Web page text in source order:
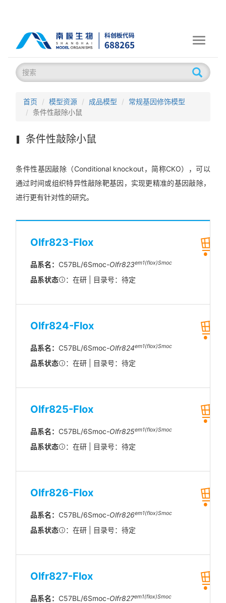
Toggle
首页 模型资源 成品模型
常规基因修饰模型
条件性敲除小鼠
条件性敲除小鼠
条件性基因敲除（Conditional knockout，简称CKO），可以
通过时间或组织特异性敲除靶基因，实现更精准的基因敲除，
进行更有针对性的研究。
Olfr823-Flox
品系名： C57BL/6Smoc-Olfr823em1(flox)Smoc
品系状态 ：在研 | 目录号：待定
Olfr824-Flox
品系名： C57BL/6Smoc-Olfr824em1(flox)Smoc
品系状态 ：在研 | 目录号：待定
Olfr825-Flox
品系名： C57BL/6Smoc-Olfr825em1(flox)Smoc
品系状态 ：在研 | 目录号：待定
Olfr826-Flox
品系名： C57BL/6Smoc-Olfr826em1(flox)Smoc
品系状态 ：在研 | 目录号：待定
Olfr827-Flox
品系名： C57BL/6Smoc-Olfr827em1(flox)Smoc